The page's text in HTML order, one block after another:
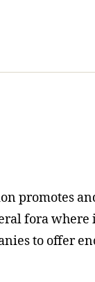
promotes
fora where
to offer